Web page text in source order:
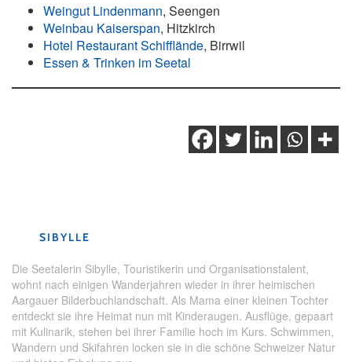
Weingut Lindenmann, Seengen
Weinbau Kaiserspan, Hitzkirch
Hotel Restaurant Schifflände, Birrwil
Essen & Trinken im Seetal
SIBYLLE
Die Seetalerin Sibylle, Touristikerin und Organisationstalent,
wohnt nach einigen Wanderjahren wieder in ihrer heimischen
Aargauer Bilderbuchlandschaft. Als Mama einer kleinen Tochter
entdeckt sie ihre Heimat nun mit Kinderaugen. Ausflüge, gepaart
mit Kulinarik, stehen bei ihrer Familie hoch im Kurs. Schwimmen,
Wandern und Skifahren locken sie in die schöne Schweizer Natur